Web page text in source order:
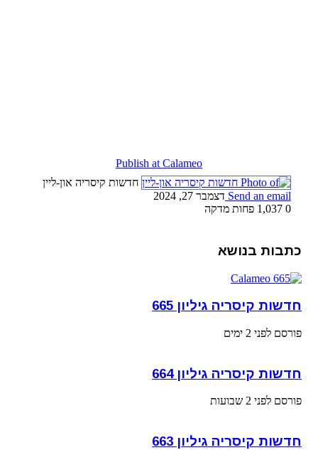
Publish at Calameo
חדשות קיסריה און-ליין
Send an email דצמבר 27, 2024
0
פחות מדקה
כתבות בנושא
חדשות קיסריה גיליון 665
פורסם לפני 2 ימים
חדשות קיסריה גיליון 664
פורסם לפני 2 שבועות
חדשות קיסריה גיליון 663